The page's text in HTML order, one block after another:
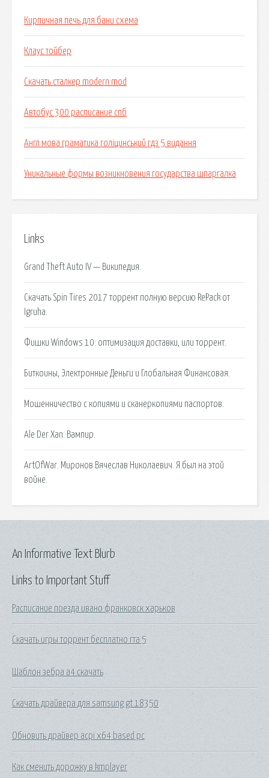
Кирпичная печь для бани схема
Клаус тойбер
Скачать сталкер modern mod
Автобус 300 расписание спб
Англ мова граматика голіцинський гдз 5 видання
Уникальные формы возникновения государства шпаргалка
Links
Grand Theft Auto IV — Википедия.
Скачать Spin Tires 2017 торрент полную версию RePack от
Igruha.
Фишки Windows 10: оптимизация доставки, или торрент.
Биткоины, Электронные Деньги и Глобальная Финансовая.
Мошенничество с копиями и сканеркопиями паспортов.
Аlе Dеr Xаn. Вампир.
ArtOfWar. Миронов Вячеслав Николаевич. Я был на этой
войне.
Links to Important Stuff
Расписание поезда ивано франковск харьков
Скачать игры торрент бесплатно гта 5
Шаблон зебра а4 скачать
Скачать драйвера для samsung gt 18350
Обновить драйвер acpi x64 based pc
Как сменить дорожку в kmplayer
An Informative Text Blurb